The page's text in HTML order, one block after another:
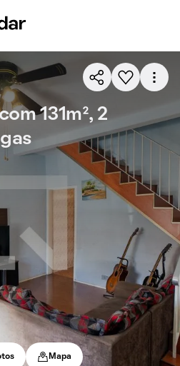
131m², 2
Mapa